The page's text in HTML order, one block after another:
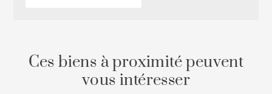
Ces biens à proximité peuvent
vous intéresser